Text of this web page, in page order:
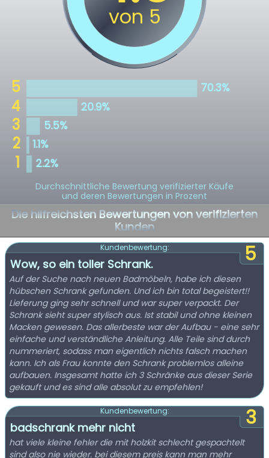
Durchschnittliche Bewertung verifizierter Käufe
und deren Bewertungen in Prozent
Die hilfreichsten Bewertungen von verifizierten
Kunden
5
Kundenbewertung:
Wow, so ein toller Schrank.
Auf der Suche nach neuen Badmöbeln, habe ich diesen
hübschen Schrank gefunden. Und ich bin total begeistert!!
Lieferung ging sehr schnell und war super verpackt. Der
Schrank sieht super stylisch aus. Ist stabil und ohne kleinen
Macken gewesen. Das allerbeste war der Aufbau - eine sehr
einfache und verständliche Anleitung. Alle Teile sind durch
nummeriert, sodass man eigentlich nichts falsch machen
kann. Ich als Frau konnte den Schrank problemlos alleine
aufbauen. Insgesamt hatte ich 3 Schränke aus dieser Serie
gekauft und es sind alle absolut zu empfehlen!
3
Kundenbewertung:
badschrank mehr nicht
hat viele kleine fehler die mit holzkit schlecht gespachtelt
sind also nie wieder. bei diesem preis kann man mehr